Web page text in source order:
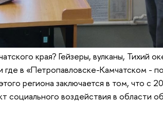
края? Гейзеры, вулканы, Тихий
где в «Петропавловске-Камчатском -
региона заключается в том, что с
социального воздействия в области